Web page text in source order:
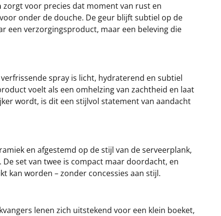
zorgt voor precies dat moment van rust en
onder de douche. De geur blijft subtiel op de
een verzorgingsproduct, maar een beleving die
spray is licht, hydraterend en subtiel
voelt als een omhelzing van zachtheid en laat
wordt, is dit een stijlvol statement van aandacht
en afgestemd op de stijl van de serveerplank,
set van twee is compact maar doordacht, en
kan worden – zonder concessies aan stijl.
lenen zich uitstekend voor een klein boeket,